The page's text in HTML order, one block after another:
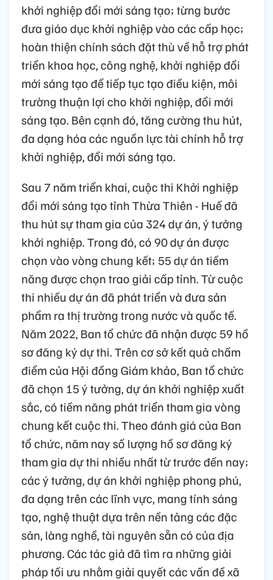
khởi nghiệp đổi mới sáng tạo; từng bước
đưa giáo dục khởi nghiệp vào các cấp học;
hoàn thiện chính sách đặt thù về hỗ trợ phát
triển khoa học, công nghệ, khởi nghiệp đổi
mới sáng tạo để tiếp tục tạo điều kiện, môi
trường thuận lợi cho khởi nghiệp, đổi mới
sáng tạo. Bên cạnh đó, tăng cường thu hút,
đa dạng hóa các nguồn lực tài chính hỗ trợ
khởi nghiệp, đổi mới sáng tạo.
Sau 7 năm triển khai, cuộc thi Khởi nghiệp
đổi mới sáng tạo tỉnh Thừa Thiên - Huế đã
thu hút sự tham gia của 324 dự án, ý tưởng
khởi nghiệp. Trong đó, có 90 dự án được
chọn vào vòng chung kết; 55 dự án tiềm
năng được chọn trao giải cấp tỉnh. Từ cuộc
thi nhiều dự án đã phát triển và đưa sản
phẩm ra thị trường trong nước và quốc tế.
Năm 2022, Ban tổ chức đã nhận được 59 hồ
sơ đăng ký dự thi. Trên cơ sở kết quả chấm
điểm của Hội đồng Giám khảo, Ban tổ chức
đã chọn 15 ý tưởng, dự án khởi nghiệp xuất
sắc, có tiềm năng phát triển tham gia vòng
chung kết cuộc thi. Theo đánh giá của Ban
tổ chức, năm nay số lượng hồ sơ đăng ký
tham gia dự thi nhiều nhất từ trước đến nay;
các ý tưởng, dự án khởi nghiệp phong phú,
đa dạng trên các lĩnh vực, mang tính sáng
tạo, nghệ thuật dựa trên nền tảng các đặc
sản, làng nghề, tài nguyên sẵn có của địa
phương. Các tác giả đã tìm ra những giải
pháp tối ưu nhằm giải quyết các vấn đề xã